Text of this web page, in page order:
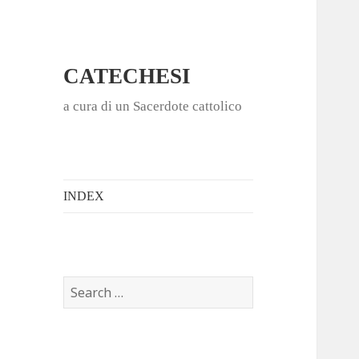
CATECHESI
a cura di un Sacerdote cattolico
INDEX